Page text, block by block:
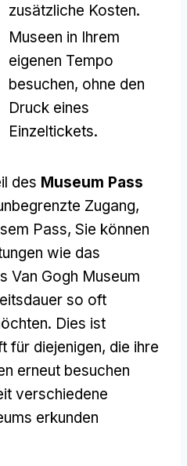
zusätzliche Kosten.
Museen in Ihrem
eigenen Tempo
besuchen, ohne den
Druck eines
Einzeltickets.
des Museum Pass
Zugang,
Pass, Sie können
wie das
Van Gogh Museum
so oft
Dies ist
für diejenigen, die ihre
erneut besuchen
verschiedene
erkunden